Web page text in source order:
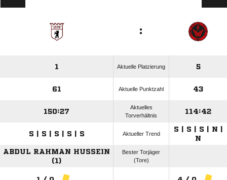
:
1 Aktuelle Platzierung 5
61 Aktuelle Punktzahl 43
150:27
Aktuelles
Torverhältnis
114:42
S | S | S | S | S Aktueller Trend
S | S | S | N |
N
ABDUL RAHMAN HUSSEIN
(1)
Bester Torjäger
(Tore)